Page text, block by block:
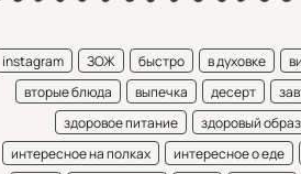
instagram ЗОЖ быстро в духовке
вторые блюда
выпечка десерт
здоровое питание
здоровый
интересное на полках
интересное о еде